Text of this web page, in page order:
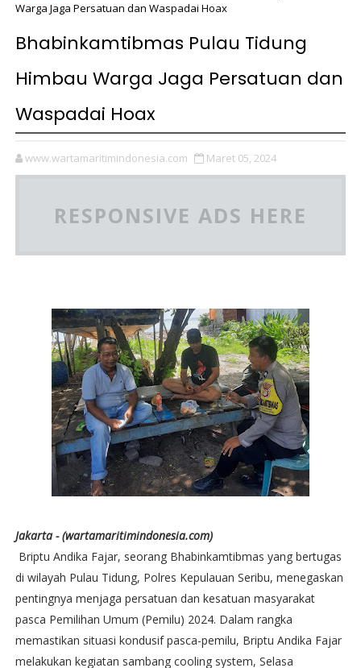
Warga Jaga Persatuan dan Waspadai Hoax
Bhabinkamtibmas Pulau Tidung
Himbau Warga Jaga Persatuan dan
Waspadai Hoax
www.wartamaritimindonesia.com Maret 05, 2024
RESPONSIVE ADS HERE
Jakarta - (wartamaritimindonesia.com)
Briptu Andika Fajar, seorang Bhabinkamtibmas yang bertugas
di wilayah Pulau Tidung, Polres Kepulauan Seribu, menegaskan
pentingnya menjaga persatuan dan kesatuan masyarakat
pasca Pemilihan Umum (Pemilu) 2024. Dalam rangka
memastikan situasi kondusif pasca-pemilu, Briptu Andika Fajar
melakukan kegiatan sambang cooling system, Selasa